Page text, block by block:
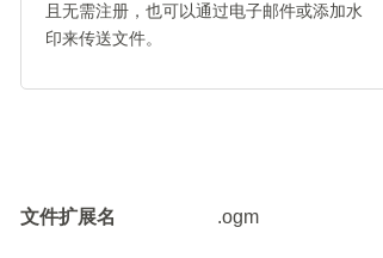
且无需注册，也可以通过电子邮件或添加水
印来传送文件。
文件扩展名 .ogm